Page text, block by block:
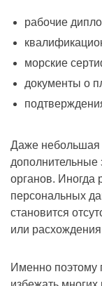
рабочие
морские
документы о
Даже небольшая
органов. Иногда
персональных
становится
или
Именно поэтому